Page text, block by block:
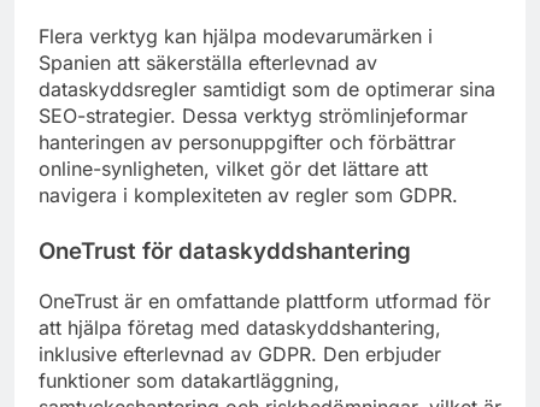
Flera verktyg kan hjälpa modevarumärken i
Spanien att säkerställa efterlevnad av
dataskyddsregler samtidigt som de optimerar sina
SEO-strategier. Dessa verktyg strömlinjeformar
hanteringen av personuppgifter och förbättrar
online-synligheten, vilket gör det lättare att
navigera i komplexiteten av regler som GDPR.
OneTrust för dataskyddshantering
OneTrust är en omfattande plattform utformad för
att hjälpa företag med dataskyddshantering,
inklusive efterlevnad av GDPR. Den erbjuder
funktioner som datakartläggning,